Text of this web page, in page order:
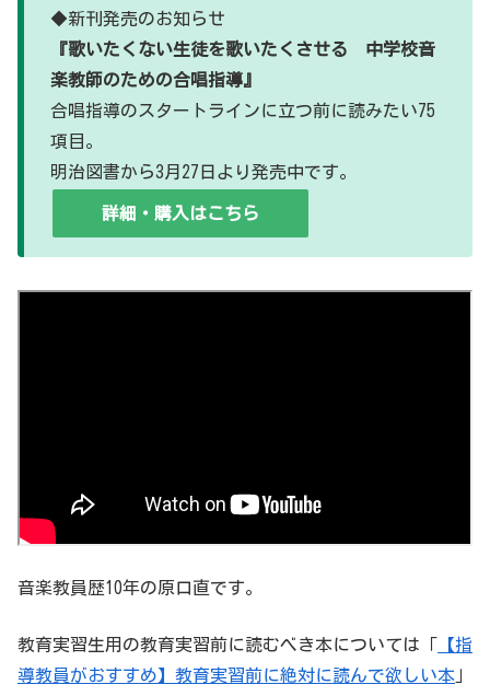
◆新刊発売のお知らせ
『歌いたくない生徒を歌いたくさせる 中学校音
楽教師のための合唱指導』
合唱指導のスタートラインに立つ前に読みたい75
項目。
明治図書から3月27日より発売中です。
詳細・購入はこちら
音楽教員歴10年の原口直です。
教育実習生用の教育実習前に読むべき本については「 【指
導教員がおすすめ】教育実習前に絶対に読んで欲しい本 」